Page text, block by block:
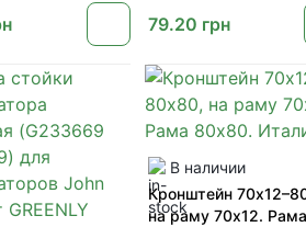
79.20 грн
В наличии
Кронштейн
на раму 70х12. Рама